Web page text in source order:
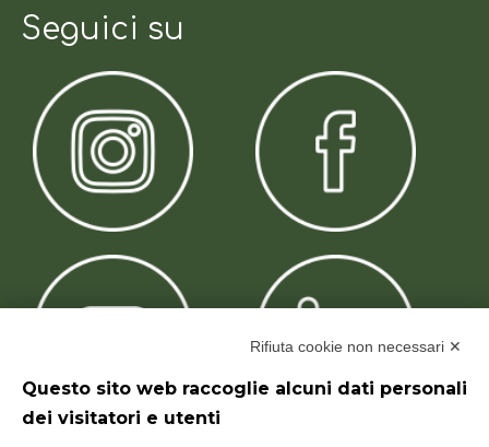
Seguici su
Rifiuta cookie non necessari ✕
Questo sito web raccoglie alcuni dati personali
dei visitatori e utenti